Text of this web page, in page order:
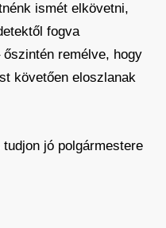
ismét elkövetni,
fogva
remélve, hogy
követően eloszlanak
jó polgármestere